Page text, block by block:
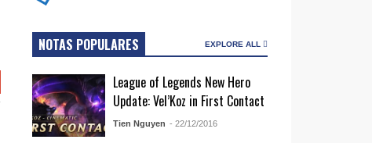
NOTAS POPULARES EXPLORE ALL
League of Legends New Hero
Update: Vel’Koz in First Contact
Tien Nguyen - 22/12/2016